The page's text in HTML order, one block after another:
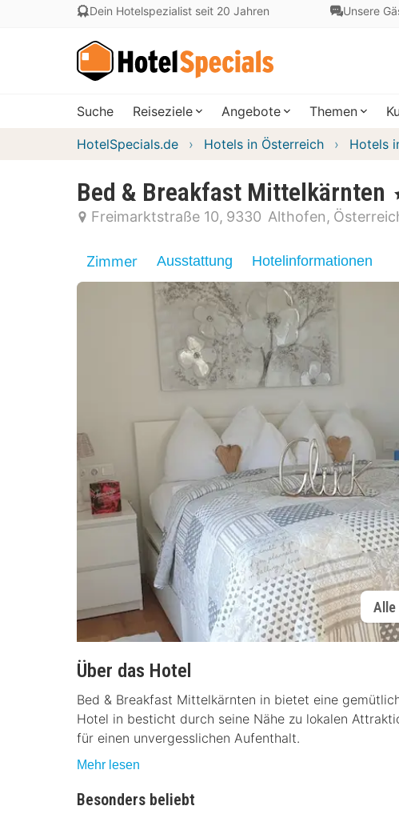
Dein Hotelspezialist seit 20 Jahren Unsere
Suche Reiseziele Angebote Themen
HotelSpecials.de Hotels in Österreich Hotels
Bed & Breakfast Mittelkärnten ,
Freimarktstraße 10 9330 Althofen
Zimmer Ausstattung Hotelinformationen
Alle
Über das Hotel
Bed & Breakfast Mittelkärnten in bietet eine
Hotel in besticht durch seine Nähe zu lokalen
für einen unvergesslichen Aufenthalt.
Mehr lesen
Besonders beliebt